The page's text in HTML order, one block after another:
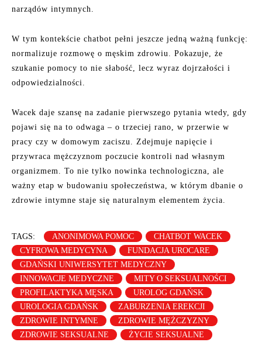
narządów intymnych.
W tym kontekście chatbot pełni jeszcze jedną ważną funkcję:
normalizuje rozmowę o męskim zdrowiu. Pokazuje, że
szukanie pomocy to nie słabość, lecz wyraz dojrzałości i
odpowiedzialności.
Wacek daje szansę na zadanie pierwszego pytania wtedy, gdy
pojawi się na to odwaga – o trzeciej rano, w przerwie w
pracy czy w domowym zaciszu. Zdejmuje napięcie i
przywraca mężczyznom poczucie kontroli nad własnym
organizmem. To nie tylko nowinka technologiczna, ale
ważny etap w budowaniu społeczeństwa, w którym dbanie o
zdrowie intymne staje się naturalnym elementem życia.
TAGS: ANONIMOWA POMOC
CHATBOT WACEK
CYFROWA MEDYCYNA
FUNDACJA UROCARE
GDAŃSKI UNIWERSYTET MEDYCZNY
INNOWACJE MEDYCZNE
MITY O SEKSUALNOŚCI
PROFILAKTYKA MĘSKA
UROLOG GDAŃSK
UROLOGIA GDAŃSK
ZABURZENIA EREKCJI
ZDROWIE INTYMNE
ZDROWIE MĘŻCZYZNY
ZDROWIE SEKSUALNE
ŻYCIE SEKSUALNE